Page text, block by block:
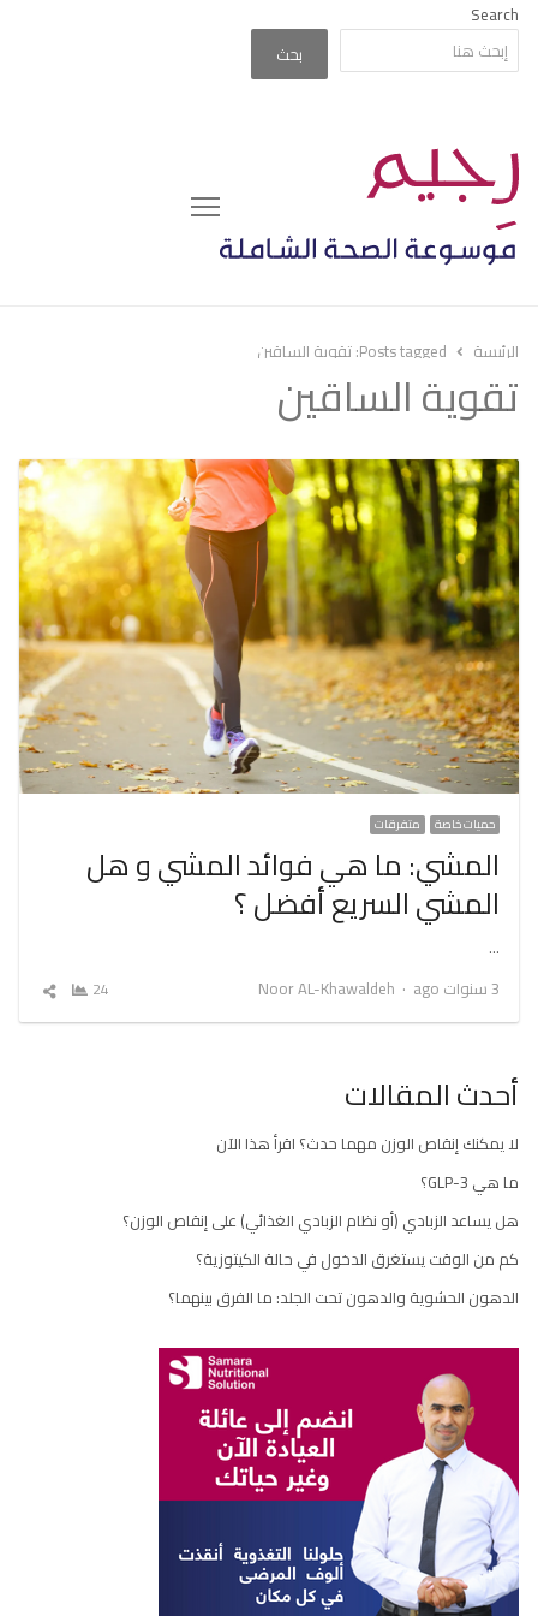
Search
بحث
Menu
الرئيسة Posts tagged: تقوية الساقين
تقوية الساقين
حميات خاصة متفرقات
المشي: ما هي فوائد المشي و هل
المشي السريع أفضل ؟
…
3 سنوات ago
Author
Noor AL-Khawaldeh
24
شارك
أحدث المقالات
لا يمكنك إنقاص الوزن مهما حدث؟ اقرأ هذا الآن
ما هي GLP-3؟
هل يساعد الزبادي (أو نظام الزبادي الغذائي) على إنقاص الوزن؟
كم من الوقت يستغرق الدخول في حالة الكيتوزية؟
الدهون الحشوية والدهون تحت الجلد: ما الفرق بينهما؟